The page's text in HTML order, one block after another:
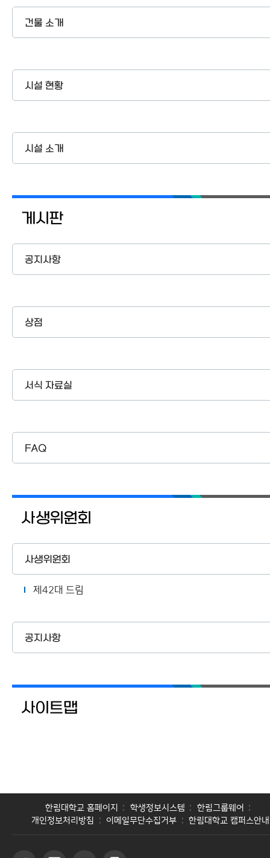
건물 소개
시설 현황
시설 소개
게시판
공지사항
상점
서식 자료실
FAQ
사생위원회
사생위원회
제42대 드림
공지사항
사이트맵
한림대학교 홈페이지 학생정보시스템
한림그룹웨어
개인정보처리방침
이메일무단수집거부 한림대학교 캠퍼스안내